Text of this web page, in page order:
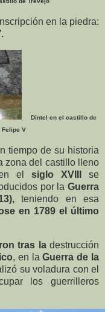
en la piedra:
.
Dintel en el castillo de
V
tiempo de su historia
zona del castillo lleno
el siglo XVIII
se
por la Guerra
teniendo en esa
en 1789 el último
tras la destrucción
, en laGuerra de la
su voladura con el
los guerrilleros